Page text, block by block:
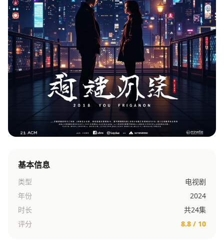
基本信息
类型
电视剧
年份
2024
时长
共24集
评分
8.8 / 10